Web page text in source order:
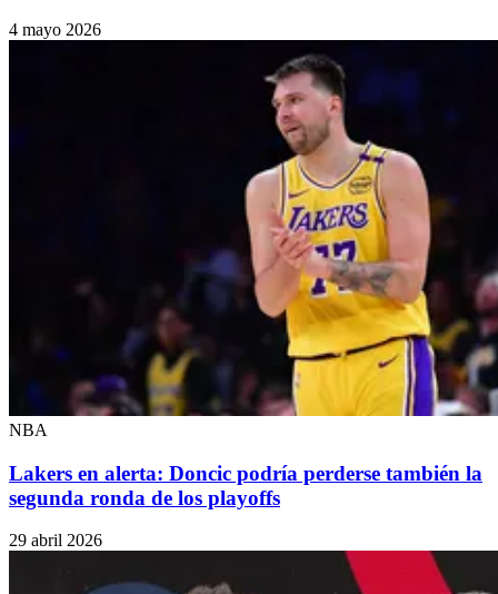
4 mayo 2026
NBA
Lakers en alerta: Doncic podría perderse también la
segunda ronda de los playoffs
29 abril 2026